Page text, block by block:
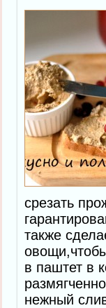
срезать
также
в паштет в
нежный